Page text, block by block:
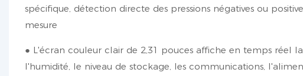
spécifique, détection directe des pressions négatives ou
mesure
● L'écran couleur clair de 2,31 pouces affiche en temps réel
l'humidité, le niveau de stockage, les communications,